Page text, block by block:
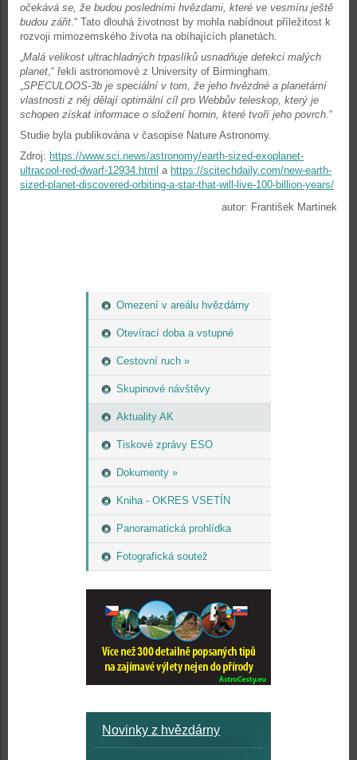
Omezení v areálu hvězdárny
Otevírací doba a vstupné
Cestovní ruch »
Skupinové návštěvy
Aktuality AK
Tiskové zprávy ESO
Dokumenty »
Kniha - OKRES VSETÍN
Panoramatická prohlídka
Fotografická soutež
Novinky z hvězdárny
očekává se, že budou posledními hvězdami, které ve vesmíru ještě
budou zářit.“ Tato dlouhá životnost by mohla nabídnout příležitost k
rozvoji mimozemského života na obíhajících planetách.
„Malá velikost ultrachladných trpaslíků usnadňuje detekci malých
planet,“ řekli astronomové z University of Birmingham.
„SPECULOOS-3b je speciální v tom, že jeho hvězdné a planetární
vlastnosti z něj dělají optimální cíl pro Webbův teleskop, který je
schopen získat informace o složení hornin, které tvoří jeho povrch.“
Studie byla publikována v časopise Nature Astronomy.
Zdroj: https://www.sci.news/astronomy/earth-sized-exoplanet-
ultracool-red-dwarf-12934.html a https://scitechdaily.com/new-earth-
sized-planet-discovered-orbiting-a-star-that-will-live-100-billion-years/
autor: František Martinek